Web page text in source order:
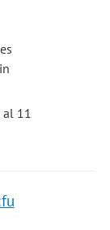
11